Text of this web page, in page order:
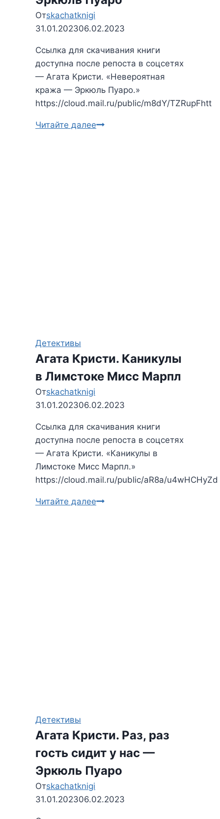
Отskachatknigi
31.01.202306.02.2023
Ссылка для скачивания книги
доступна после репоста в соцсетях
— Агата Кристи. «Невероятная
кража — Эркюль Пуаро.»
https://cloud.mail.ru/public/m8dY/TZRupFhtt
Читайте далееАгата
Детективы
Агата Кристи. Каникулы
в Лимстоке Мисс Марпл
Отskachatknigi
31.01.202306.02.2023
Ссылка для скачивания книги
доступна после репоста в соцсетях
— Агата Кристи. «Каникулы в
Лимстоке Мисс Марпл.»
https://cloud.mail.ru/public/aR8a/u4wHCHyZd
Читайте далееАгата
Детективы
Агата Кристи. Раз, раз
гость сидит у нас —
Эркюль Пуаро
Отskachatknigi
31.01.202306.02.2023